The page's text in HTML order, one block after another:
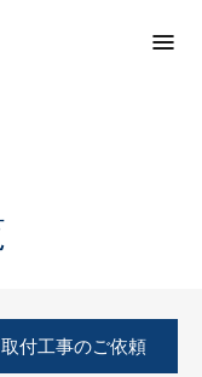
取付工事のご依頼